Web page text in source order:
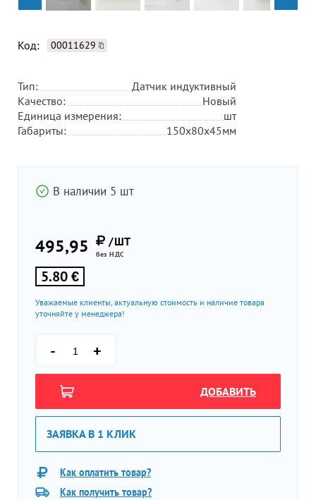
Код: 00011629
Тип:
Датчик индуктивный
Качество:
Новый
Единица измерения:
шт
Габариты:
150х80х45мм
В наличии 5 шт
495,95 /ШТ
без НДС
5.80 €
Уважаемые клиенты, актуальную стоимость и наличие товара
уточняйте у менеджера!
- +
ДОБАВИТЬ
ЗАЯВКА В 1 КЛИК
Как оплатить товар?
Как получить товар?